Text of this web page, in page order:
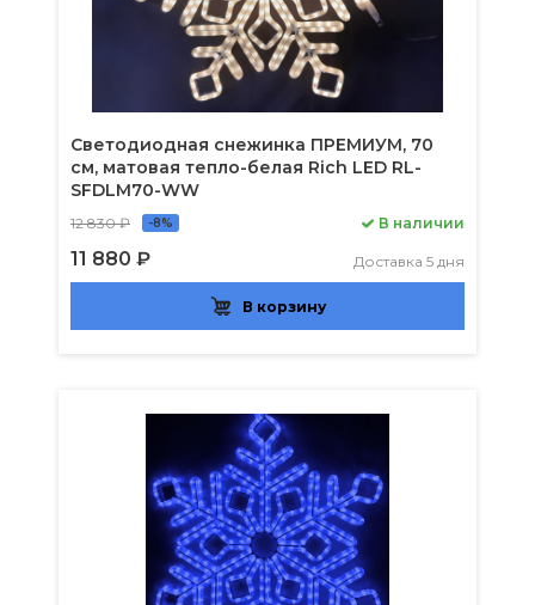
Светодиодная снежинка ПРЕМИУМ, 70
см, матовая тепло-белая Rich LED RL-
SFDLM70-WW
12 830 ₽ -8%
11 880 ₽
В наличии
Доставка 5 дня
В корзину